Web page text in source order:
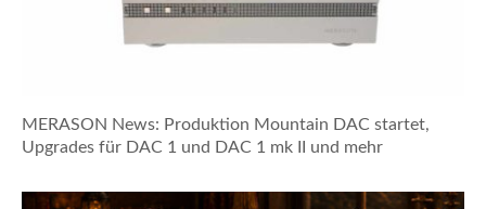
MERASON News: Produktion Mountain DAC startet,
Upgrades für DAC 1 und DAC 1 mk II und mehr